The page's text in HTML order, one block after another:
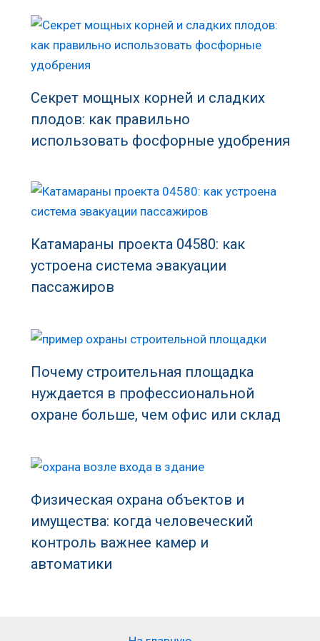
Секрет мощных корней и сладких
плодов: как правильно
использовать фосфорные удобрения
Катамараны проекта 04580: как
устроена система эвакуации
пассажиров
Почему строительная площадка
нуждается в профессиональной
охране больше, чем офис или склад
Физическая охрана объектов и
имущества: когда человеческий
контроль важнее камер и
автоматики